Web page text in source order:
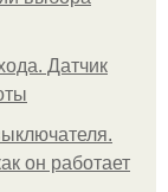
Датчик
он работает